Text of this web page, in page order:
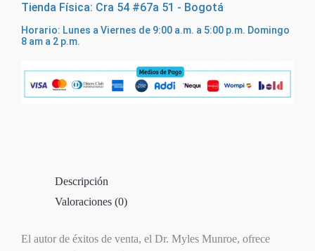
Tienda Física: Cra 54 #67a 51 - Bogotá
Horario: Lunes a Viernes de 9:00 a.m. a 5:00 p.m. Domingo
8 am a 2 p.m.
Descripción
Valoraciones (0)
El autor de éxitos de venta, el Dr. Myles Munroe, ofrece